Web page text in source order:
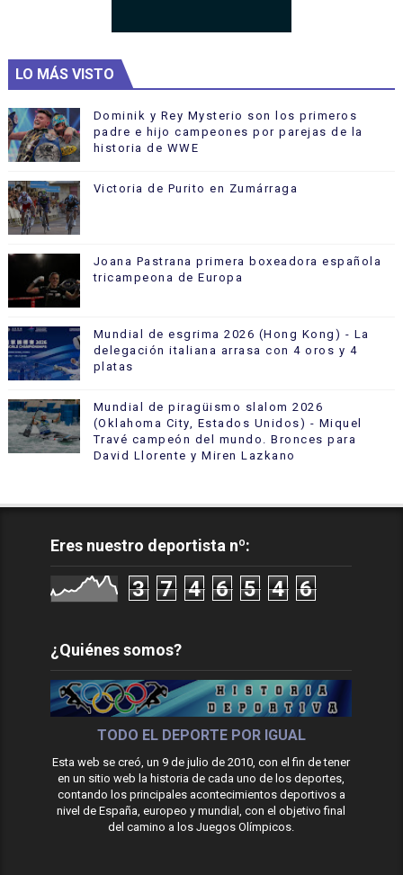
LO MÁS VISTO
Dominik y Rey Mysterio son los primeros
padre e hijo campeones por parejas de la
historia de WWE
Victoria de Purito en Zumárraga
Joana Pastrana primera boxeadora española
tricampeona de Europa
Mundial de esgrima 2026 (Hong Kong) - La
delegación italiana arrasa con 4 oros y 4
platas
Mundial de piragüismo slalom 2026
(Oklahoma City, Estados Unidos) - Miquel
Travé campeón del mundo. Bronces para
David Llorente y Miren Lazkano
Eres nuestro deportista nº:
3 7 4 6 5 4 6
¿Quiénes somos?
TODO EL DEPORTE POR IGUAL
Esta web se creó, un 9 de julio de 2010, con el fin de tener
en un sitio web la historia de cada uno de los deportes,
contando los principales acontecimientos deportivos a
nivel de España, europeo y mundial, con el objetivo final
del camino a los Juegos Olímpicos.